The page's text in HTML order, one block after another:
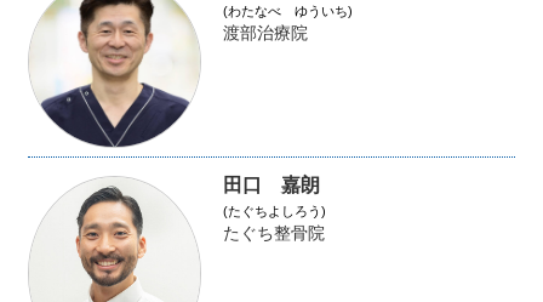
(わたなべ ゆういち)
渡部治療院
田口 嘉朗
(たぐちよしろう)
たぐち整骨院